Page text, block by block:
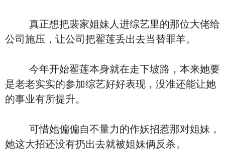
真正想把裴家姐妹人进综艺里的那位大佬给
公司施压，让公司把翟莲丢出去当替罪羊。
今年开始翟莲本身就在走下坡路，本来她要
是老老实实的参加综艺好好表现，没准还能让她
的事业有所提升。
可惜她偏偏自不量力的作妖招惹那对姐妹，
她这大招还没有扔出去就被姐妹俩反杀。